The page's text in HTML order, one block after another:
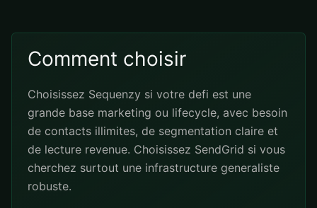
Comment choisir
Choisissez Sequenzy si votre defi est une
grande base marketing ou lifecycle, avec besoin
de contacts illimites, de segmentation claire et
de lecture revenue. Choisissez SendGrid si vous
cherchez surtout une infrastructure generaliste
robuste.